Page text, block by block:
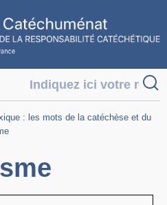
: les mots de la catéchèse et du